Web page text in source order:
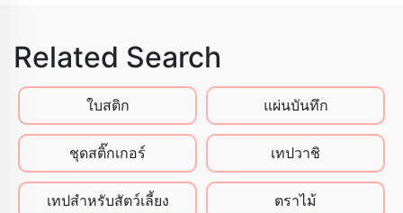
Related Search
ใบสติก แผ่นบันทึก
ชุดสติ๊กเกอร์ เทปวาชิ
เทปสําหรับสัตว์เลี้ยง ตราไม้